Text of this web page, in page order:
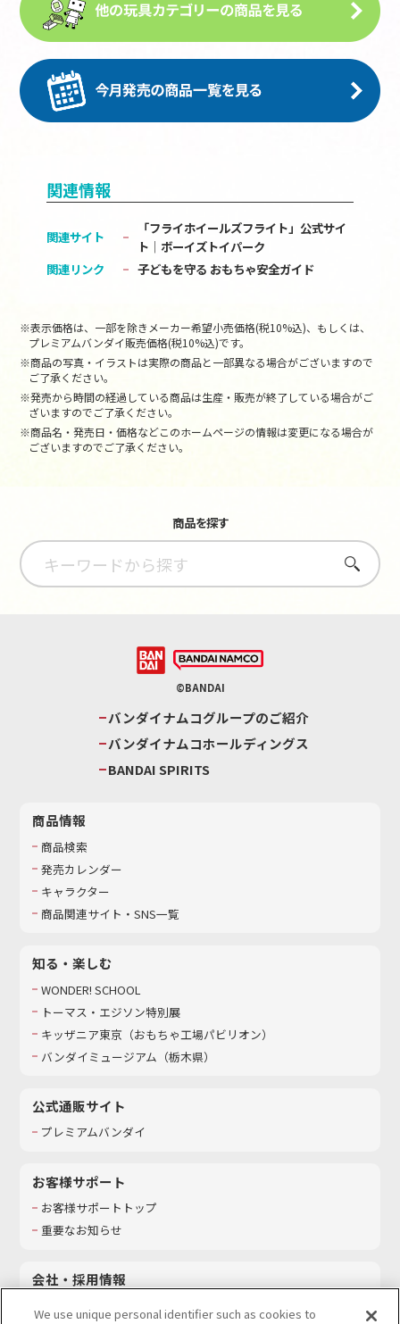
関連情報
関連サイト
「フライホイールズフライト」公式サイ
ト│ボーイズトイパーク
関連リンク
子どもを守る おもちゃ安全ガイド
※表示価格は、一部を除きメーカー希望小売価格(税10%込)、もしくは、
プレミアムバンダイ販売価格(税10%込)です。
※商品の写真・イラストは実際の商品と一部異なる場合がございますので
ご了承ください。
※発売から時間の経過している商品は生産・販売が終了している場合がご
ざいますのでご了承ください。
※商品名・発売日・価格などこのホームページの情報は変更になる場合が
ございますのでご了承ください。
商品を探す
さがす
©BANDAI
バンダイナムコグループのご紹介
バンダイナムコホールディングス
BANDAI SPIRITS
商品情報
商品検索
発売カレンダー
キャラクター
商品関連サイト・SNS一覧
知る・楽しむ
WONDER! SCHOOL
トーマス・エジソン特別展
キッザニア東京（おもちゃ工場パビリオン）​
バンダイミュージアム（栃木県）
公式通販サイト
プレミアムバンダイ
お客様サポート
お客様サポートトップ
重要なお知らせ
会社・採用情報
We use unique personal identifier such as cookies to